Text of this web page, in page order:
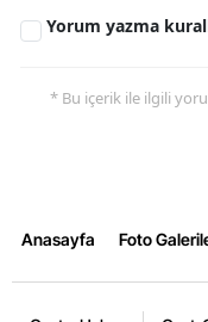
Yorum yazma
* Bu içerik ile ilgili
Anasayfa Foto